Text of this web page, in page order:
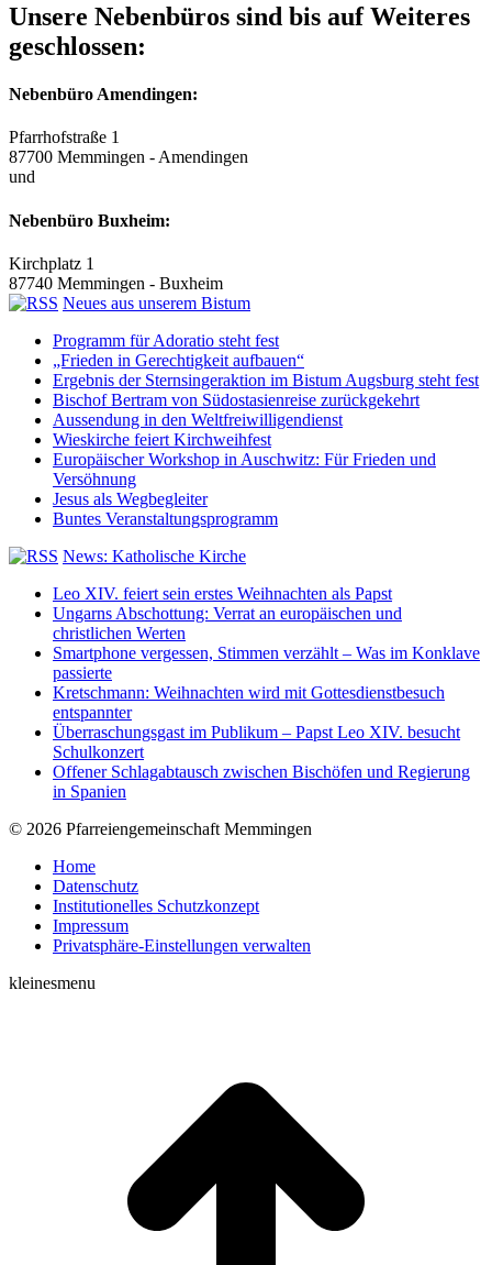
Unsere Nebenbüros sind bis auf Weiteres
geschlossen:
Nebenbüro Amendingen:
Pfarrhofstraße 1
87700 Memmingen - Amendingen
und
Nebenbüro Buxheim:
Kirchplatz 1
87740 Memmingen - Buxheim
Neues aus unserem Bistum
Programm für Adoratio steht fest
„Frieden in Gerechtigkeit aufbauen“
Ergebnis der Sternsingeraktion im Bistum Augsburg steht fest
Bischof Bertram von Südostasienreise zurückgekehrt
Aussendung in den Weltfreiwilligendienst
Wieskirche feiert Kirchweihfest
Europäischer Workshop in Auschwitz: Für Frieden und
Versöhnung
Jesus als Wegbegleiter
Buntes Veranstaltungsprogramm
News: Katholische Kirche
Leo XIV. feiert sein erstes Weihnachten als Papst
Ungarns Abschottung: Verrat an europäischen und
christlichen Werten
Smartphone vergessen, Stimmen verzählt – Was im Konklave
passierte
Kretschmann: Weihnachten wird mit Gottesdienstbesuch
entspannter
Überraschungsgast im Publikum – Papst Leo XIV. besucht
Schulkonzert
Offener Schlagabtausch zwischen Bischöfen und Regierung
in Spanien
© 2026 Pfarreiengemeinschaft Memmingen
Home
Datenschutz
Institutionelles Schutzkonzept
Impressum
Privatsphäre-Einstellungen verwalten
kleinesmenu